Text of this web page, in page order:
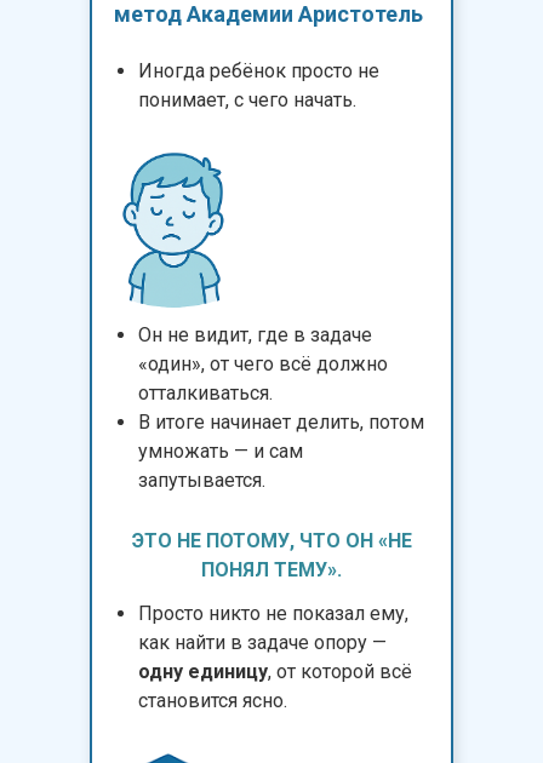
метод Академии Аристотель
Иногда ребёнок просто не
понимает, с чего начать.
Он не видит, где в задаче
«один», от чего всё должно
отталкиваться.
В итоге начинает делить, потом
умножать — и сам
запутывается.
Просто никто не показал ему,
как найти в задаче опору —
одну единицу, от которой всё
становится ясно.
ЭТО НЕ ПОТОМУ, ЧТО ОН «НЕ
ПОНЯЛ ТЕМУ».